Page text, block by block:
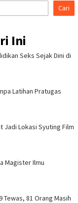
Cari
Ini
Seks Sejak Dini di
Latihan Pra­tugas
Jadi Lokasi Syuting Film
Magister Ilmu
Tewas, 81 Orang Masih